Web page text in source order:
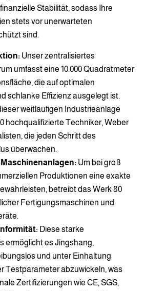
Stabilität, sodass Ihre
stets vor unerwarteten
sind.
Unser zentralisiertes
umfasst eine 10.000 Quadratmeter
die auf optimalen
schlanke Effizienz ausgelegt ist.
weitläufigen Industrieanlage
hochqualifizierte Techniker, Weber
die jeden Schritt des
überwachen.
Um bei groß
Produktionen eine exakte
betreibt das Werk 80
Fertigungsmaschinen und
Diese starke
ermöglicht es Jingshang,
und unter Einhaltung
Testparameter abzuwickeln, was
Zertifizierungen wie CE, SGS,